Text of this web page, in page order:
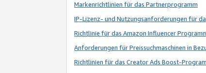
Markenrichtlinien für das Partnerprogramm
IP-Lizenz- und Nutzungsanforderungen für
Richtlinie für das Amazon Influencer
Anforderungen für Preissuchmaschinen in
Richtlinien für das Creator Ads Boost-